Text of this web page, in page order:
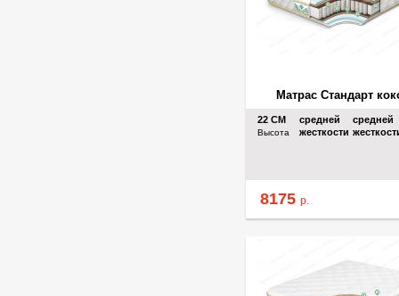
8175 р.
Матрас Стандарт
22 СМ
Высота
средней
жесткости
средней